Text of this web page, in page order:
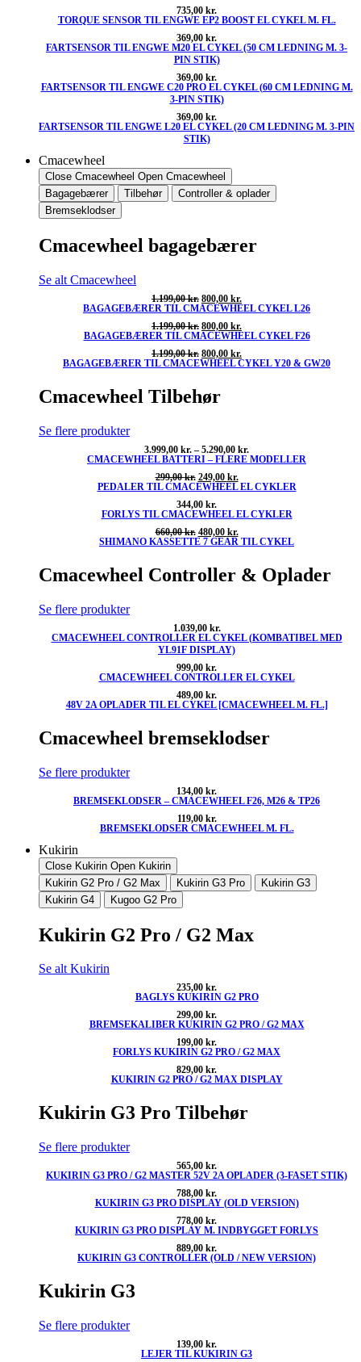
735,00 kr.
TORQUE SENSOR TIL ENGWE EP2 BOOST EL CYKEL M. FL.
369,00 kr.
FARTSENSOR TIL ENGWE M20 EL CYKEL (50 CM LEDNING M. 3-
PIN STIK)
369,00 kr.
FARTSENSOR TIL ENGWE C20 PRO EL CYKEL (60 CM LEDNING M.
3-PIN STIK)
369,00 kr.
FARTSENSOR TIL ENGWE L20 EL CYKEL (20 CM LEDNING M. 3-PIN
STIK)
Cmacewheel
Close Cmacewheel Open Cmacewheel
Bagagebærer
Tilbehør
Controller & oplader
Bremseklodser
Cmacewheel bagagebærer
Se alt Cmacewheel
1.199,00kr. Den
oprindelige
pris
var:
800,00 kr.Den
aktuelle
er:
BAGAGEBÆRER TIL CMACEWHEEL CYKEL L26
1.199,00kr. Den
oprindelige
pris
var:
800,00 kr.Den
aktuelle
er:
BAGAGEBÆRER TIL CMACEWHEEL CYKEL F26
1.199,00kr. Den
oprindelige
1.199,00 kr..
800,00 kr.Den
aktuelle
BAGAGEBÆRER TIL CMACEWHEEL CYKEL Y20 & GW20
Cmacewheel Tilbehør
Se flere produkter
3.999,00 kr. – 5.290,00 kr.Prisinterval:
3.999,00 kr.
5.290,00 kr.
CMACEWHEEL BATTERI – FLERE MODELLER
299,00kr. Den
oprindelige
pris
var:
249,00 kr.Den
aktuelle
er:
PEDALER TIL CMACEWHEEL EL CYKLER
344,00 kr.
FORLYS TIL CMACEWHEEL EL CYKLER
660,00kr. Den
oprindelige
var:
660,00 kr..
480,00 kr.Den
aktuelle
er:
480,00 kr..
SHIMANO KASSETTE 7 GEAR TIL CYKEL
Cmacewheel Controller & Oplader
Se flere produkter
1.039,00 kr.
CMACEWHEEL CONTROLLER EL CYKEL (KOMBATIBEL MED
YL91F DISPLAY)
999,00 kr.
CMACEWHEEL CONTROLLER EL CYKEL
489,00 kr.
48V 2A OPLADER TIL EL CYKEL [CMACEWHEEL M. FL.]
Cmacewheel bremseklodser
Se flere produkter
134,00 kr.
BREMSEKLODSER – CMACEWHEEL F26, M26 & TP26
119,00 kr.
BREMSEKLODSER CMACEWHEEL M. FL.
Kukirin
Close Kukirin Open Kukirin
Kukirin G2 Pro / G2 Max
Kukirin G3 Pro
Kukirin G3
Kukirin G4
Kugoo G2 Pro
Kukirin G2 Pro / G2 Max
Se alt Kukirin
235,00 kr.
BAGLYS KUKIRIN G2 PRO
299,00 kr.
BREMSEKALIBER KUKIRIN G2 PRO / G2 MAX
199,00 kr.
FORLYS KUKIRIN G2 PRO / G2 MAX
829,00 kr.
KUKIRIN G2 PRO / G2 MAX DISPLAY
Kukirin G3 Pro Tilbehør
Se flere produkter
565,00 kr.
KUKIRIN G3 PRO / G2 MASTER 52V 2A OPLADER (3-FASET STIK)
788,00 kr.
KUKIRIN G3 PRO DISPLAY (OLD VERSION)
778,00 kr.
KUKIRIN G3 PRO DISPLAY M. INDBYGGET FORLYS
889,00 kr.
KUKIRIN G3 CONTROLLER (OLD / NEW VERSION)
Kukirin G3
Se flere produkter
139,00 kr.
LEJER TIL KUKIRIN G3